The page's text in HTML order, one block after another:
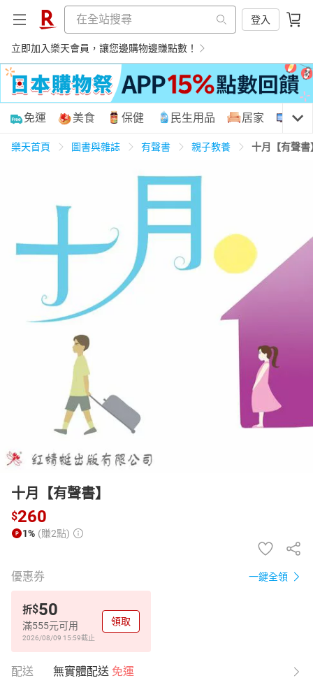
登入
立即加入樂天會員，讓您邊購物邊賺點數！
購物網分類
養生保健
居家生活 3C家電 親子玩具
女裝 男裝
免運 美食 保健 民生用品 居家 3C
樂天首頁 圖書與雜誌 有聲書 親子教養 十月【有聲書
十月【有聲書】
$260
1% (賺2點)
優惠券 一鍵全領
折$50
滿555元可用
2026/08/09 15:59截止
領取
配送 無實體配送 免運